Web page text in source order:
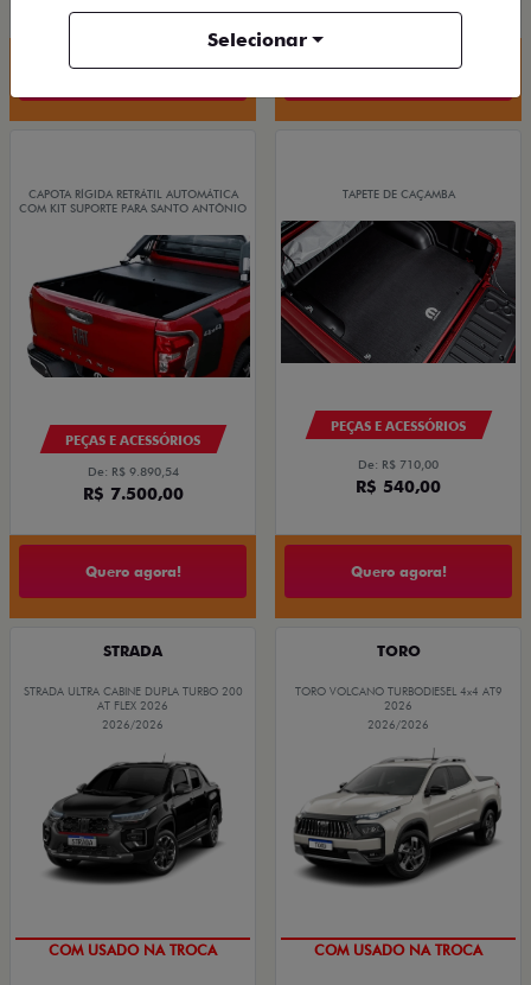
Quero agora! Quero agora!
CAPOTA RÍGIDA RETRÁTIL AUTOMÁTICA
COM KIT SUPORTE PARA SANTO ANTÔNIO
PEÇAS E ACESSÓRIOS
De: R$ 9.890,54
R$ 7.500,00
Quero agora!
TAPETE DE CAÇAMBA
PEÇAS E ACESSÓRIOS
De: R$ 710,00
R$ 540,00
Quero agora!
STRADA
STRADA ULTRA CABINE DUPLA TURBO 200
AT FLEX 2026
2026/2026
TAXA 0,99%
TORO
TORO VOLCANO TURBODIESEL 4x4 AT9
2026
2026/2026
TAXA 0,99%
Selecionar